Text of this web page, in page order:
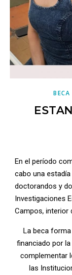
En el período
cabo una
doctorandos y
Investigaciones
Campos, interior
La beca forma
financiado por
complementar
las